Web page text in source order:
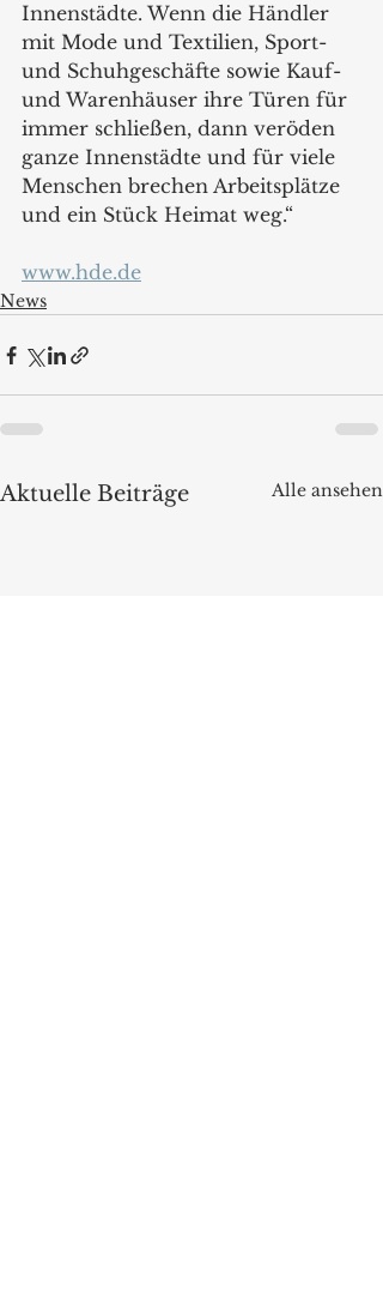
Innenstädte. Wenn die Händler
mit Mode und Textilien, Sport-
und Schuhgeschäfte sowie Kauf-
und Warenhäuser ihre Türen für
immer schließen, dann veröden
ganze Innenstädte und für viele
Menschen brechen Arbeitsplätze
und ein Stück Heimat weg.“
www.hde.de
News
Aktuelle Beiträge Alle ansehen